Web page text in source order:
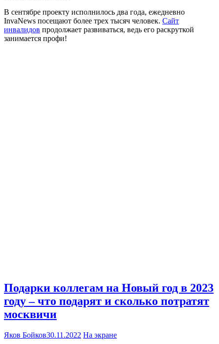
В сентябре проекту исполнилось два года, ежедневно
InvaNews посещают более трех тысяч человек. Сайт
инвалидов продолжает развиваться, ведь его раскруткой
занимается профи!
Подарки коллегам на Новый год в 2023
году – что подарят и сколько потратят
москвичи
Яков Бойков30.11.2022 На экране